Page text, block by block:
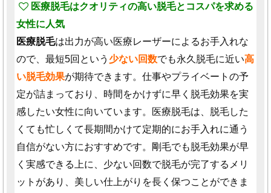
医療脱毛はクオリティの高い脱毛とコスパを求める
女性に人気
医療脱毛は出力が高い医療レーザーによるお手入れな
ので、最短5回という 少ない回数でも永久脱毛に近い高
い脱毛効果が期待できます。仕事やプライベートの予
定が詰まっており、時間をかけずに早く脱毛効果を実
感したい女性に向いています。医療脱毛は、脱毛した
くても忙しくて長期間かけて定期的にお手入れに通う
自信がない方におすすめです。剛毛でも脱毛効果が早
く実感できる上に、少ない回数で脱毛が完了するメリ
ットがあり、美しい仕上がりを長く保つことができま